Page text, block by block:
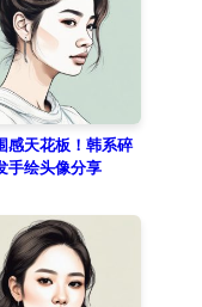
hand-
and
solid
感天花板！韩系碎
手绘头像分享